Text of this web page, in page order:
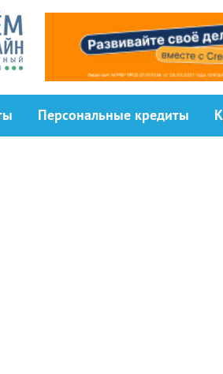
Персональныe кредиты